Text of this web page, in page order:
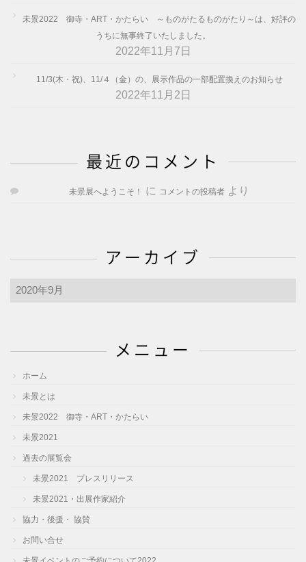
未景2022 御寺・ART・かたらい ～ものがたるものがたり～は、好評の
うちに無事終了いたしました。
2022年11月7日
11/3(木・祝)、11/４（金）の、展示作品の一部配置換えのお知らせ
2022年11月2日
最近のコメント
未景展へようこそ！ に コメントの投稿者 より
アーカイブ
ア
ブ
メニュー
ホーム
未景とは
未景2022 御寺・ART・かたらい
未景2021
過去の展覧会
未景2021 プレスリリース
未景2021・出展作家紹介
協力・後援・ 協賛
お問い合せ